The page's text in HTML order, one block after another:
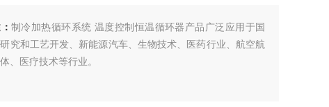
制冷加热循环系统 温度控制恒温循环器产品广泛应用于国
究和工艺开发、新能源汽车、生物技术、医药行业、航空航
、医疗技术等行业。